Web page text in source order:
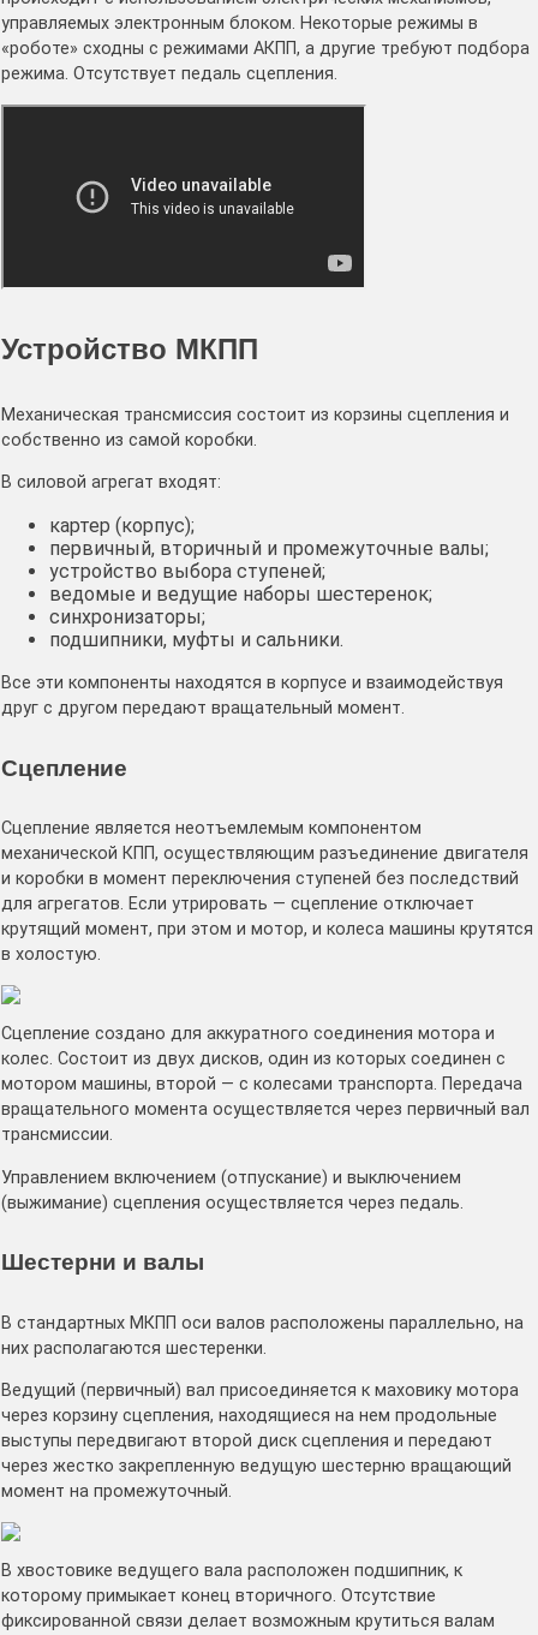
управляемых электронным блоком. Некоторые режимы в
«роботе» сходны с режимами АКПП, а другие требуют подбора
режима. Отсутствует педаль сцепления.
Устройство МКПП
Механическая трансмиссия состоит из корзины сцепления и
собственно из самой коробки.
В силовой агрегат входят:
картер (корпус);
первичный, вторичный и промежуточные валы;
устройство выбора ступеней;
ведомые и ведущие наборы шестеренок;
синхронизаторы;
подшипники, муфты и сальники.
Все эти компоненты находятся в корпусе и взаимодействуя
друг с другом передают вращательный момент.
Сцепление
Сцепление является неотъемлемым компонентом
механической КПП, осуществляющим разъединение двигателя
и коробки в момент переключения ступеней без последствий
для агрегатов. Если утрировать — сцепление отключает
крутящий момент, при этом и мотор, и колеса машины крутятся
в холостую.
Сцепление создано для аккуратного соединения мотора и
колес. Состоит из двух дисков, один из которых соединен с
мотором машины, второй — с колесами транспорта. Передача
вращательного момента осуществляется через первичный вал
трансмиссии.
Управлением включением (отпускание) и выключением
(выжимание) сцепления осуществляется через педаль.
Шестерни и валы
В стандартных МКПП оси валов расположены параллельно, на
них располагаются шестеренки.
Ведущий (первичный) вал присоединяется к маховику мотора
через корзину сцепления, находящиеся на нем продольные
выступы передвигают второй диск сцепления и передают
через жестко закрепленную ведущую шестерню вращающий
момент на промежуточный.
В хвостовике ведущего вала расположен подшипник, к
которому примыкает конец вторичного. Отсутствие
фиксированной связи делает возможным крутиться валам